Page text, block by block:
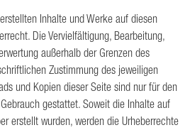
Inhalte und Werke auf diesen
Die Vervielfältigung, Bearbeitung,
außerhalb der Grenzen des
Zustimmung des jeweiligen
und Kopien dieser Seite sind nur für den
gestattet. Soweit die Inhalte auf
erstellt wurden, werden die Urheberrechte